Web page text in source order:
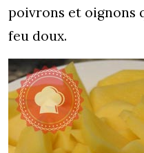
poivrons et oignons
feu doux.